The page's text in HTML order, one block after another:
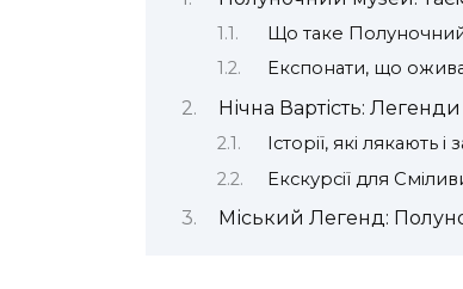
Що таке
Експонати, що
Нічна Вартість: Легенди
Історії, які лякають
Екскурсії для
Міський Легенд: